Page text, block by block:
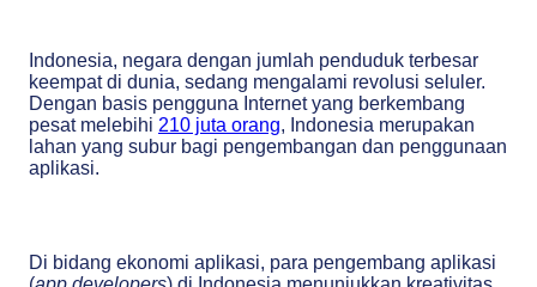
Indonesia, negara dengan jumlah penduduk terbesar
keempat di dunia, sedang mengalami revolusi seluler.
Dengan basis pengguna Internet yang berkembang
pesat melebihi 210 juta orang, Indonesia merupakan
lahan yang subur bagi pengembangan dan penggunaan
aplikasi.
Di bidang ekonomi aplikasi, para pengembang aplikasi